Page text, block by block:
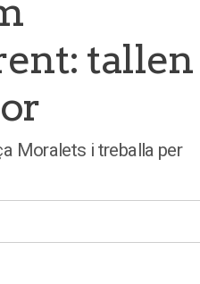
tallen
Moralets i treballa per